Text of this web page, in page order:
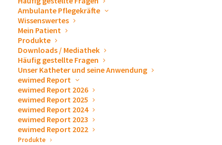
Ambulante Pflegekräfte
Wissenswertes
Mein Patient
Produkte
Downloads / Mediathek
Häufig gestellte Fragen
Unser Katheter und seine Anwendung
ewimed Report
ewimed Report 2026
ewimed Report 2025
ewimed Report 2024
ewimed Report 2023
ewimed Report 2022
Produkte
ewimed Denmark A/S
ewimed Norway AS
ewimed Belgium BV
ewimed Netherlands B.V.
ewimed Luxemburg
ewiCare Hungary
ewimed Hungary